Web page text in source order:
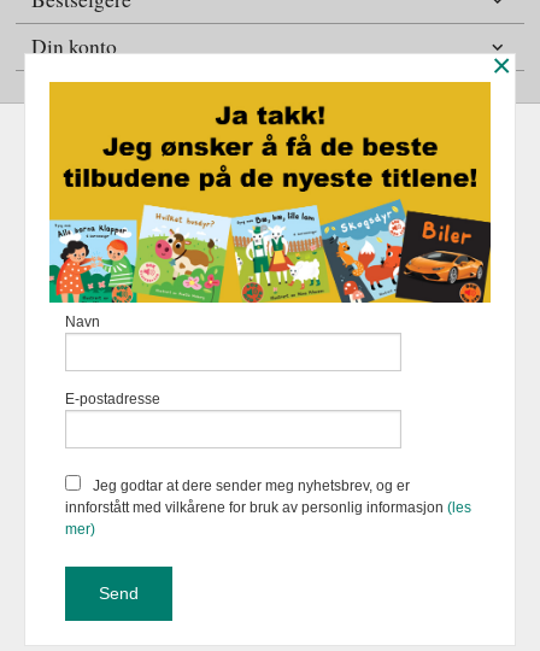
Din konto
Kjøpsbetingelser Sikkerhet og personvern
Nyhetsbrev
Foretaksregisteret 883 957 652
du får en bedre kjøpsopplevelse og
bruker cookies hovedsaklig til å
hva du har puttet i handlekurven
din. Fortsett å bruke siden som
mer
×
Navn
E-postadresse
Jeg godtar at dere sender meg nyhetsbrev, og er
innforstått med vilkårene for bruk av personlig informasjon(les
mer)